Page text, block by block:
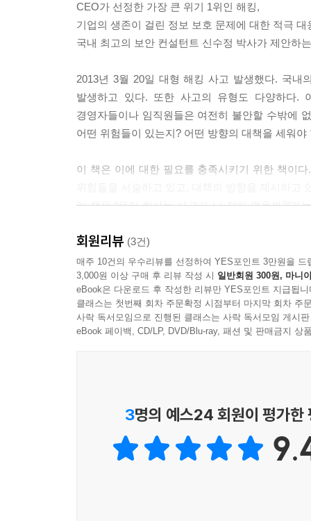
49. 동일한 보안 시스템을 써야 할까? 서로 다른 시
50. 과연 모든 시스템의 보안을 강화해야 하는가?
51. 보안 시스템 구축보다 더 중요한 것은?
53. 과연 기억하기 쉬우면서도 안전한 패스워드를
54. 왜 그들은 안젤리나 졸리의 개인 정보를 넣어
55. 어떻게 보안 교육을 시키면 효과가 있을까?
56. 어떤 이미지의 포스터가 보안 의식 제고에 효과
60. 위험 관리가 보안 관리의 핵심인 이유는?
61. 대형 사고에서 배우는 보안 교훈은?
62. 보안 수준을 평가하는 조금 더 나은 방법은?
63. 보안 점검과 교육의 조금 더 나은 방법은?
64. CEO, CSO가 답해야 할 5가지 질문은?
65. 기업 정보 보안 어떤 체계로 접근할 것인가?
CEO가 선정한 가장 큰 위기 1위인 해킹,
기업의 생존이 걸린 정보 보호 문제에 대한 적극 대
국내 최고의 보안 컨설턴트 신수정 박사가 제안하
2013년 3월 20일 대형 해킹 사고 발생했다. 국
발생하고 있다. 또한 사고의 유형도 다양하다.
경영자들이나 임직원들은 여전히 불안할 수밖에
어떤 위험들이 있는지? 어떤 방향의 대책을 세워
이 책은 이에 대한 필요를 충족시키기 위한 책이
이 책은 “우리 회사는 사고가 난 적이 없을까?”
풀어야 함을 보여주고 있다.
특히 이 책은 철저히 눈높이를 전문가가 아닌 임
이제 전문가들을 대상으로 하는 구체적인 방법론
[이 책의 구성]
회원리뷰 (3건)
매주 10건의 우수리뷰를 선정하여 YES포인트 3만원을 드
3,000원 이상 구매 후 리뷰 작성 시 일반회원 300원, 마니
eBook은 다운로드 후 작성한 리뷰만 YES포인트 지급됩니
클래스는 첫번째 회차 주문확정 시점부터 마지막 회차 주
사락 독서모임으로 진행된 클래스는 사락 독서모임 게시
eBook 페이백, CD/LP, DVD/Blu-ray, 패션 및 판매금지 상
3명의 예스24 회원이 평가한